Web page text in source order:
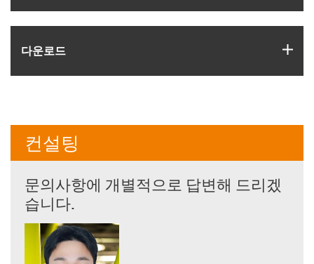
다운로드
컨설팅
문의사항에 개별적으로 답변해 드리겠
습니다.